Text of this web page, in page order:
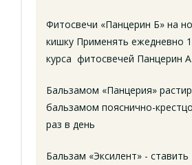
Фитосвечи «Панцерин Б» на
кишку Применять ежедневно
курса фитосвечей Панцерин А.
Бальзамом «Панцерия»
бальзамом пояснично-
раз в день
Бальзам «Эксилент» -